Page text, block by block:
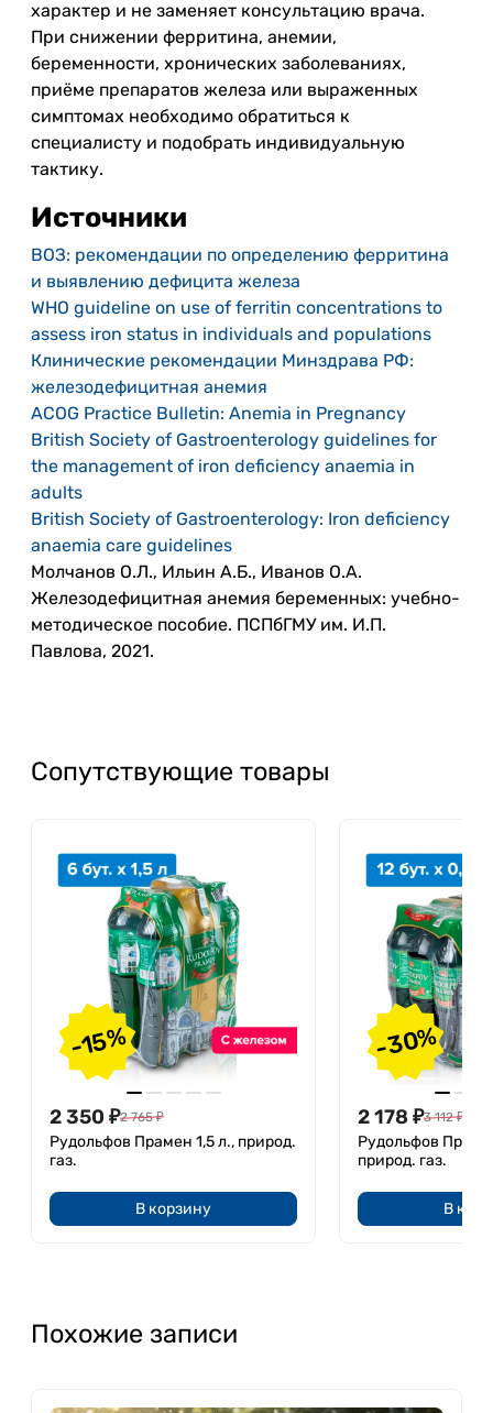
характер и не заменяет консультацию врача.
При снижении ферритина, анемии,
беременности, хронических заболеваниях,
приёме препаратов железа или выраженных
симптомах необходимо обратиться к
специалисту и подобрать индивидуальную
тактику.
Источники
ВОЗ: рекомендации по определению ферритина
и выявлению дефицита железа
WHO guideline on use of ferritin concentrations to
assess iron status in individuals and populations
Клинические рекомендации Минздрава РФ:
железодефицитная анемия
ACOG Practice Bulletin: Anemia in Pregnancy
British Society of Gastroenterology guidelines for
the management of iron deficiency anaemia in
adults
British Society of Gastroenterology: Iron deficiency
anaemia care guidelines
Молчанов О.Л., Ильин А.Б., Иванов О.А.
Железодефицитная анемия беременных: учебно-
методическое пособие. ПСПбГМУ им. И.П.
Павлова, 2021.
Сопутствующие товары
-15%
2 350 ₽2 765 ₽
Рудольфов Прамен 1,5 л., природ.
газ.
В корзину
-30%
2 178 ₽3 112 ₽
Рудольфов
природ. газ.
В
Похожие записи